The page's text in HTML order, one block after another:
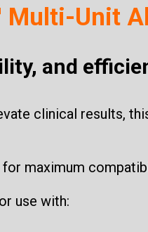
Multi-Unit
and
clinical results,
maximum
use with: